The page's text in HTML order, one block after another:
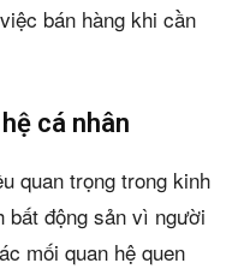
bán hàng khi cần
cá nhân
quan trọng trong kinh
bất động sản vì người
mối quan hệ quen